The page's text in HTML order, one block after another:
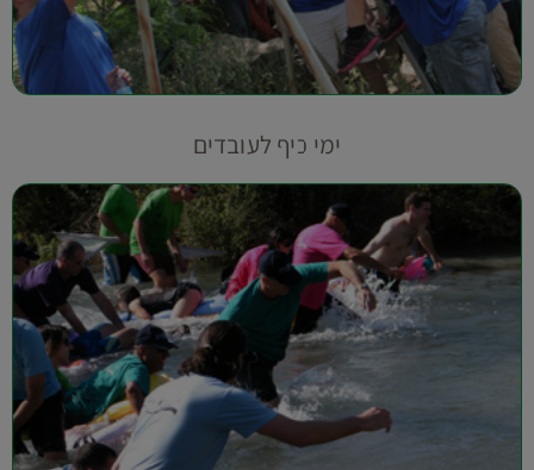
ימי כיף לעובדים